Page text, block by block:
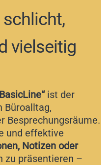
schlicht,
vielseitig
ist der
Büroalltag,
Besprechungsräume.
und effektive
Notizen oder
zu präsentieren –